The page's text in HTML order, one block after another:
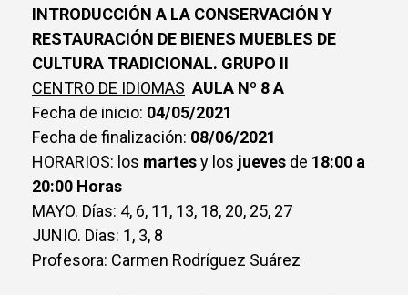
INTRODUCCIÓN A LA CONSERVACIÓN Y
RESTAURACIÓN DE BIENES MUEBLES DE
CULTURA TRADICIONAL. GRUPO II
CENTRO DE IDIOMAS AULA Nº 8 A
Fecha de inicio: 04/05/2021
Fecha de finalización: 08/06/2021
HORARIOS: los martesy los jueves de 18:00 a
20:00 Horas
MAYO. Días: 4, 6, 11, 13, 18, 20, 25, 27
JUNIO. Días: 1, 3, 8
Profesora: Carmen Rodríguez Suárez